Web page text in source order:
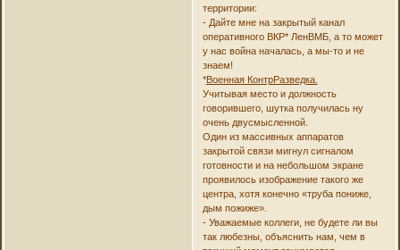
территории:
- Дайте мне на закрытый канал
оперативного ВКР* ЛенВМБ, а то может
у нас война началась, а мы-то и не
знаем!
*Военная КонтрРазведка.
Учитывая место и должность
говорившего, шутка получилась ну
очень двусмысленной.
Один из массивных аппаратов
закрытой связи мигнул сигналом
готовности и на небольшом экране
проявилось изображение такого же
центра, хотя конечно «труба пониже,
дым пожиже».
- Уважаемые коллеги, не будете ли вы
так любезны, объяснить нам, чем в